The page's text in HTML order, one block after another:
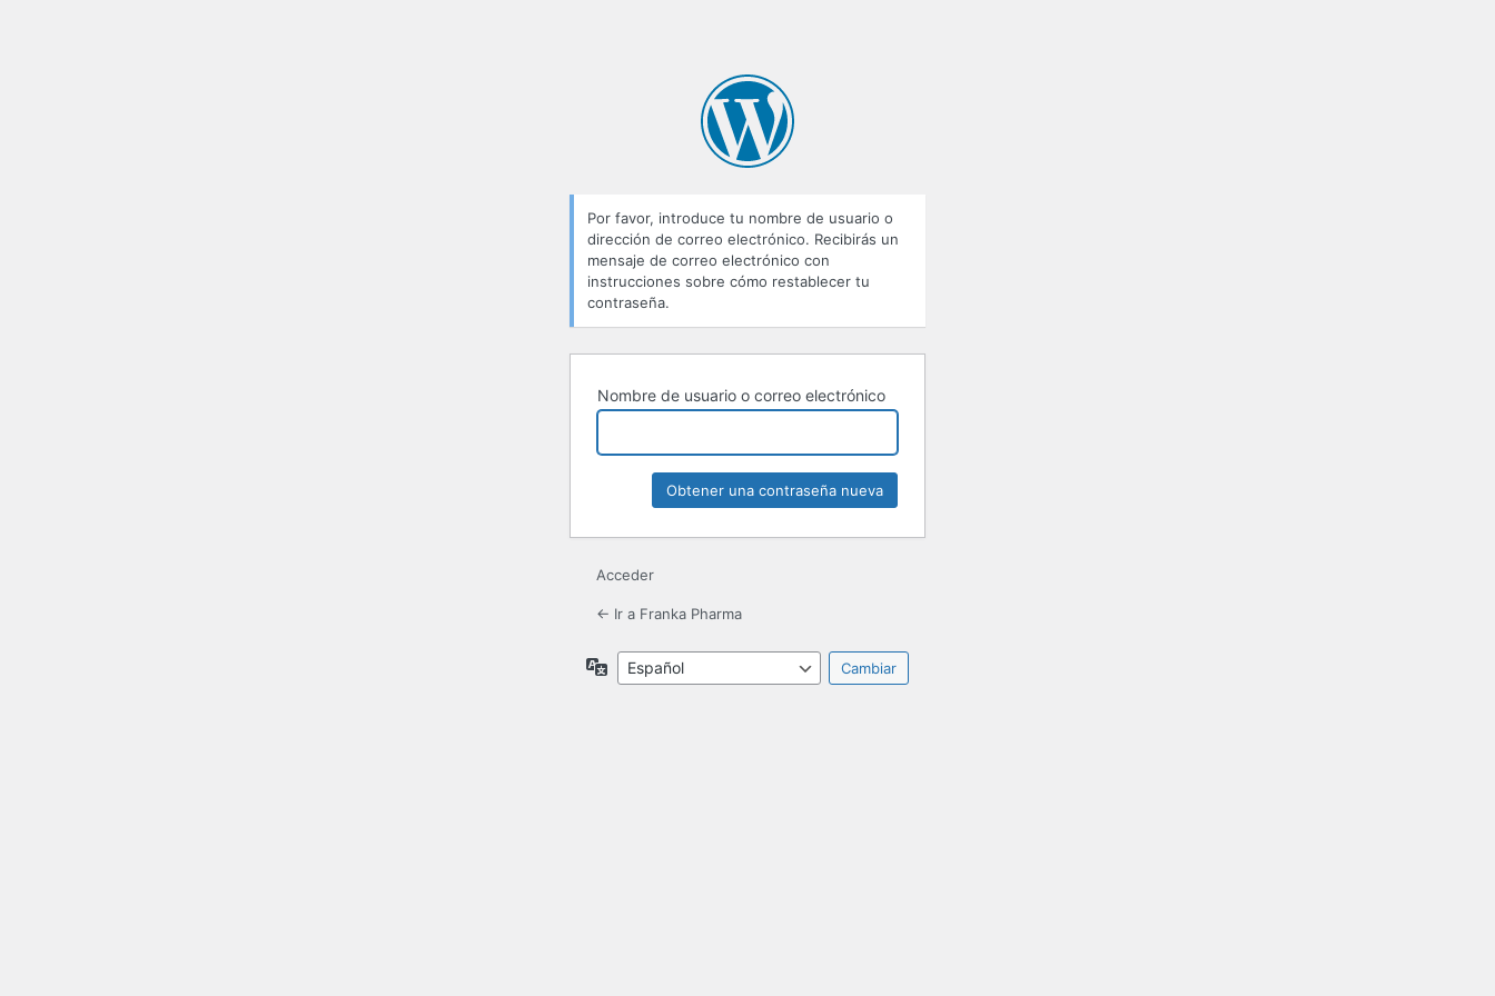
Por favor, introduce tu nombre de usuario o
dirección de correo electrónico. Recibirás un
mensaje de correo electrónico con
instrucciones sobre cómo restablecer tu
contraseña.
Nombre de usuario o correo electrónico
Acceder
← Ir a Franka Pharma
Idioma